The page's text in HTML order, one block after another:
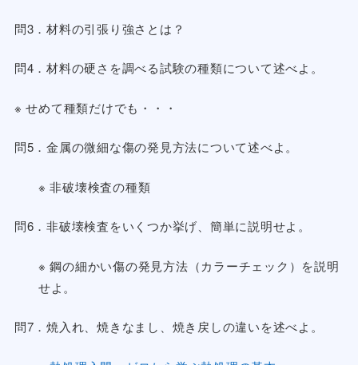
問3．材料の引張り強さとは？
問4．材料の硬さを調べる試験の種類について述べよ。
※ せめて種類だけでも・・・
問5．金属の微細な傷の発見方法について述べよ。
※ 非破壊検査の種類
問6．非破壊検査をいくつか挙げ、簡単に説明せよ。
※ 鋼の細かい傷の発見方法（カラーチェック）を説明
せよ。
問7．焼入れ、焼きなまし、焼き戻しの違いを述べよ。